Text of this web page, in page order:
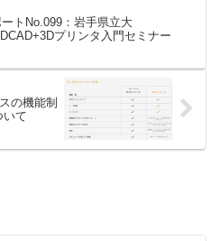
ートNo.099：岩手県立大
プリンタ入門セミナー
の機能制
いて